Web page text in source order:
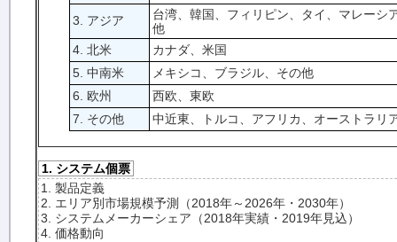
3. アジア
台湾、韓国、フィリピン、タイ、マレーシ
他
4. 北米
カナダ、米国
5. 中南米
メキシコ、ブラジル、その他
6. 欧州
西欧、東欧
7. その他
中近東、トルコ、アフリカ、オーストラリ
1. システム個票
1. 製品定義
2. エリア別市場規模予測（2018年～2026年・2030年）
3. システムメーカーシェア（2018年実績・2019年見込）
4. 価格動向